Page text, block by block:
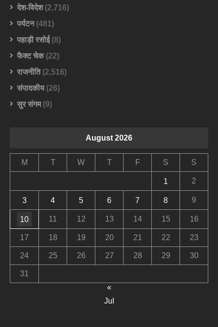
देश-विदेश(2,716)
पर्यटन(481)
पहाड़ी रसोई(8)
फैक्ट चेक(22)
राजनीति(2,516)
संपादकीय(26)
सुर संगम(9)
August 2026
M T W T F S S
1 2
3 4 5 6 7 8 9
10 11 12 13 14 15 16
17 18 19 20 21 22 23
24 25 26 27 28 29 30
31
«
Jul